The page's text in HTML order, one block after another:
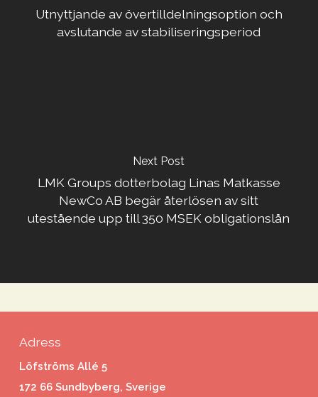
Utnyttjande av övertilldelningsoption och
avslutande av stabiliseringsperiod
Next Post
LMK Groups dotterbolag Linas Matkasse
NewCo AB begär återlösen av sitt
utestående upp till 350 MSEK obligationslån
Adress
Löfströms Allé 5
172 66 Sundbyberg, Sverige